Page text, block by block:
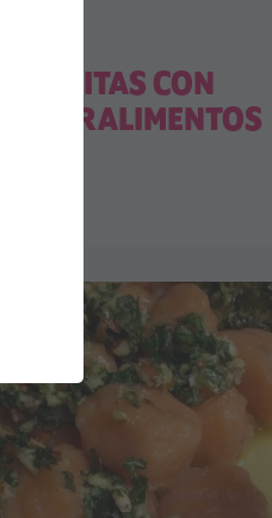
BARRITAS CON
SUPERALIMENTOS